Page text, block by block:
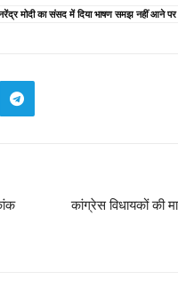
मोदी का संसद में दिया भाषण समझ नहीं आने पर
कांग्रेस विधायकों की